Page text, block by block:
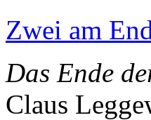
Zwei am
Das Ende
Claus